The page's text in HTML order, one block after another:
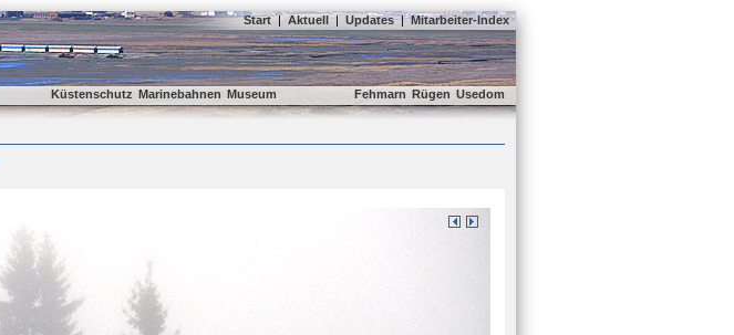
Start | Aktuell | Updates | Mitarbeiter-Index
Küstenschutz Marinebahnen Museum Fehmarn Rügen Usedom